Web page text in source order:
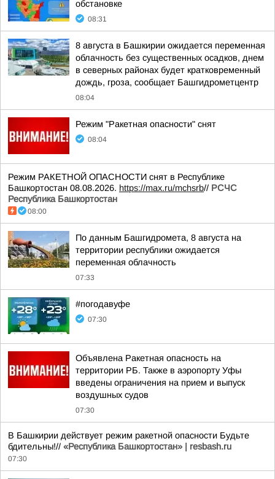
обстановке
08:31
8 августа в Башкирии ожидается переменная
облачность без существенных осадков, днем
в северных районах будет кратковременный
дождь, гроза, сообщает Башгидрометцентр
08:04
Режим "Ракетная опасности" снят
08:04
Режим РАКЕТНОЙ ОПАСНОСТИ снят в Республике
Башкортостан 08.08.2026. https://max.ru/mchsrb// РСЧС
Республика Башкортостан
08:00
По данным Башгидромета, 8 августа на
территории республики ожидается
переменная облачность
07:33
#погодавуфе
07:30
Объявлена Ракетная опасность на
территории РБ. Также в аэропорту Уфы
введены ограничения на прием и выпуск
воздушных судов
07:30
В Башкирии действует режим ракетной опасности Будьте
бдительны!// «Республика Башкортостан» | resbash.ru
07:30